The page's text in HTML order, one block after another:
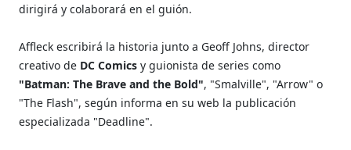
dirigirá y colaborará en el guión.
Affleck escribirá la historia junto a Geoff Johns, director
creativo de DC Comics y guionista de series como
"Batman: The Brave and the Bold", "Smalville", "Arrow" o
"The Flash", según informa en su web la publicación
especializada "Deadline".